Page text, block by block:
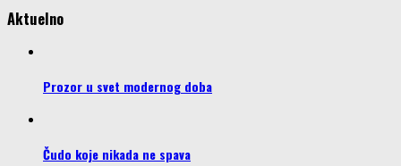
Aktuelno
Prozor u svet modernog doba
Čudo koje nikada ne spava